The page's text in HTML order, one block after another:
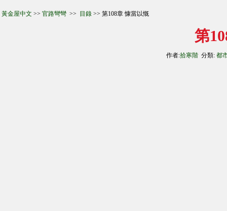
黃金屋中文 >> 官路彎彎 >> 目錄 >> 第108章 慷當以慨
第
作者:拾寒階 分類: 都